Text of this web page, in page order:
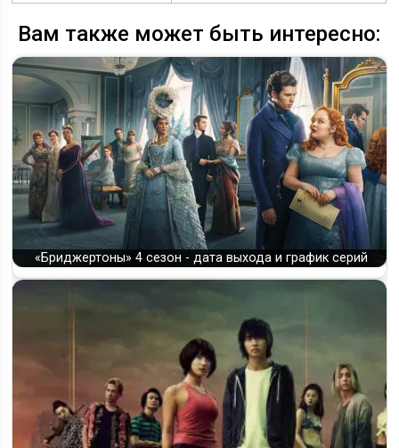
Вам также может быть интересно:
«Бриджертоны» 4 сезон - дата выхода и график серий